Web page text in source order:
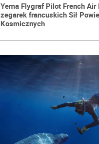
Yema Flygraf Pilot French Air
zegarek francuskich Sił
Kosmicznych